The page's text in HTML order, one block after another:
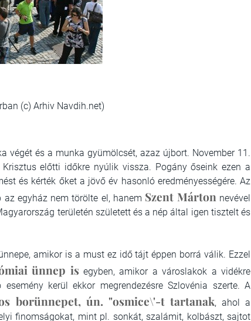
(c) Arhiv Navdih.net)
végét és a munka gyümölcsét, azaz újbort. November 11.
előtti időkre nyúlik vissza. Pogány őseink ezen a
és kérték őket a jövő év hasonló eredményességére. Az
egyház nem törölte el, hanem Szent Mártonnevével
területén született és a nép által igen tisztelt és
amikor is a must ez idő tájt éppen borrá válik. Ezzel
ünnep is egyben, amikor a városlakok a vidékre
kerül ekkor megrendezésre Szlovénia szerte. A
borünnepet, ún. "osmice\'-t tartanak, ahol a
finomságokat, mint pl. sonkát, szalámit, kolbászt, sajtot